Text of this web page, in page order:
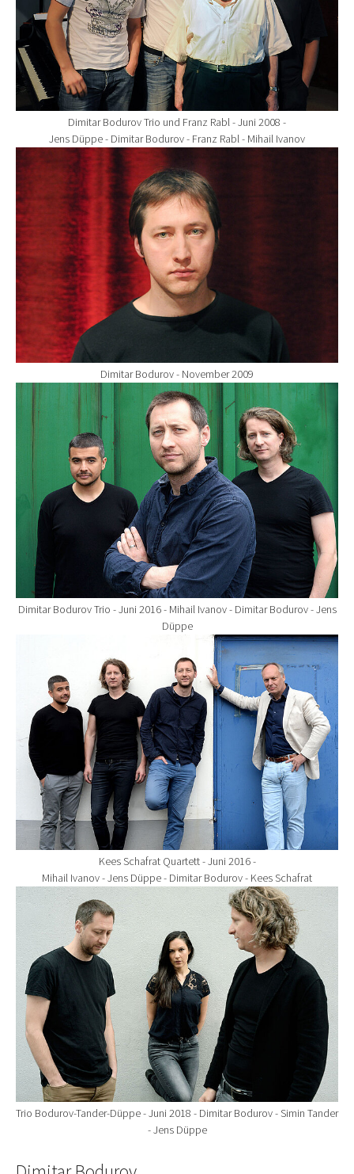
Dimitar Bodurov Trio und Franz Rabl - Juni 2008 -
Jens Düppe - Dimitar Bodurov - Franz Rabl - Mihail Ivanov
Show larger version for:
Dimitar Bodurov - November 2009
Show larger version for:
Dimitar Bodurov Trio - Juni 2016 - Mihail Ivanov - Dimitar Bodurov - Jens
Düppe
Kees Schafrat Quartett - Juni 2016 -
Mihail Ivanov - Jens Düppe - Dimitar Bodurov - Kees Schafrat
Show larger version for:
Trio Bodurov-Tander-Düppe - Juni 2018 - Dimitar Bodurov - Simin Tander
- Jens Düppe